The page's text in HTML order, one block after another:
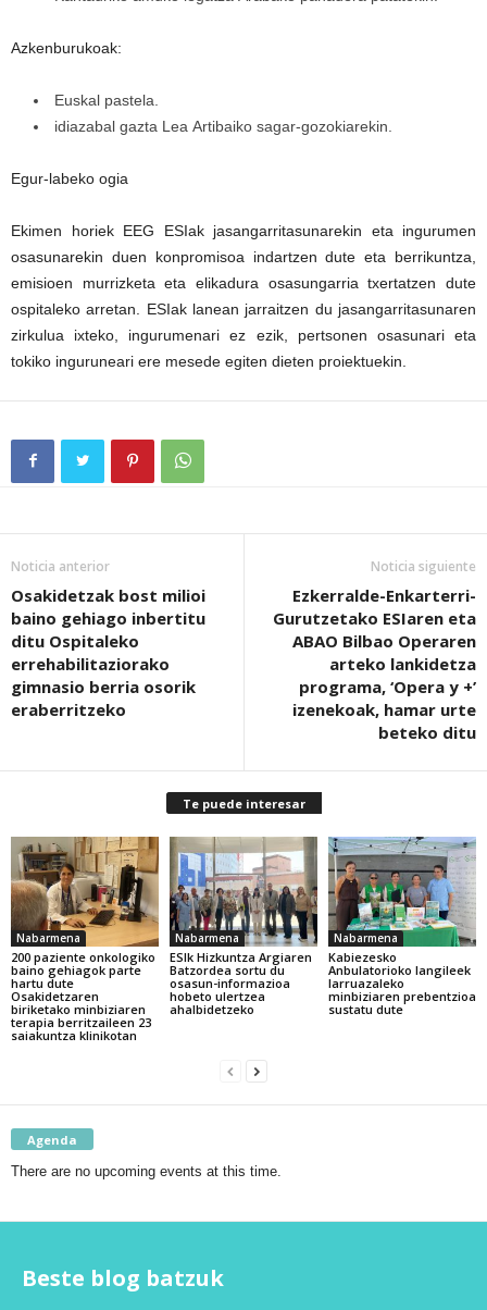
Azkenburukoak:
Euskal pastela.
idiazabal gazta Lea Artibaiko sagar-gozokiarekin.
Egur-labeko ogia
Ekimen horiek EEG ESIak jasangarritasunarekin eta ingurumen
osasunarekin duen konpromisoa indartzen dute eta berrikuntza,
emisioen murrizketa eta elikadura osasungarria txertatzen dute
ospitaleko arretan. ESIak lanean jarraitzen du jasangarritasunaren
zirkulua ixteko, ingurumenari ez ezik, pertsonen osasunari eta
tokiko inguruneari ere mesede egiten dieten proiektuekin.
Noticia anterior
Osakidetzak bost milioi
baino gehiago inbertitu
ditu Ospitaleko
errehabilitaziorako
gimnasio berria osorik
eraberritzeko
Noticia siguiente
Ezkerralde-Enkarterri-
Gurutzetako ESIaren eta
ABAO Bilbao Operaren
arteko lankidetza
programa, ‘Opera y +’
izenekoak, hamar urte
beteko ditu
Te puede interesar
Nabarmena
200 paziente onkologiko
baino gehiagok parte
hartu dute
Osakidetzaren
biriketako minbiziaren
terapia berritzaileen 23
saiakuntza klinikotan
Nabarmena
ESIk Hizkuntza Argiaren
Batzordea sortu du
osasun-informazioa
hobeto ulertzea
ahalbidetzeko
Nabarmena
Kabiezesko
Anbulatorioko langileek
larruazaleko
minbiziaren prebentzioa
sustatu dute
Agenda
There are no upcoming events at this time.
Beste blog batzuk